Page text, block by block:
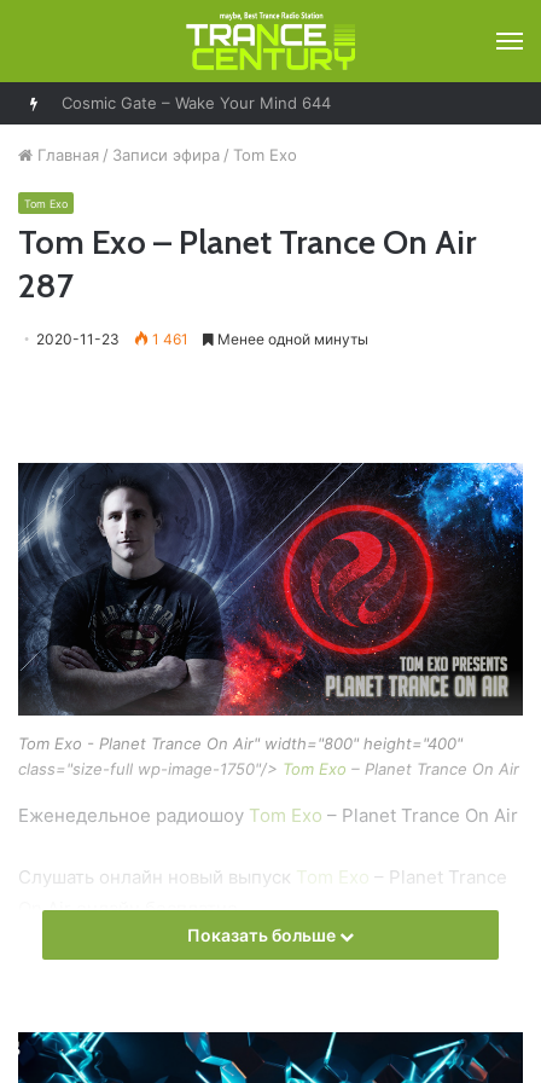
Cosmic Gate – Wake Your Mind 644
Главная / Записи эфира / Tom Exo
Tom Exo
Tom Exo – Planet Trance On Air
287
2020-11-23 1 461 Менее одной минуты
Tom Exo - Planet Trance On Air" width="800" height="400"
class="size-full wp-image-1750"/> Tom Exo – Planet Trance On Air
Еженедельное радиошоу Tom Exo – Planet Trance On Air
Слушать онлайн новый выпуск Tom Exo – Planet Trance
On Air онлайн бесплатно
Trance On Air в формате mp3. Лучшая музыкальная
подборка и альбомы исполнителя tom-exo.
Показать больше